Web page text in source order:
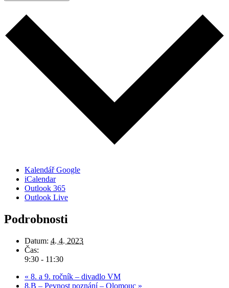
Kalendář Google
iCalendar
Outlook 365
Outlook Live
Podrobnosti
Datum: 4. 4. 2023
Čas:
9:30 - 11:30
« 8. a 9. ročník – divadlo VM
8.B – Pevnost poznání – Olomouc »